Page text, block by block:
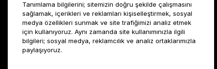
Tanımlama bilgilerini; sitemizin doğru şekilde çalışmasını
sağlamak, içerikleri ve reklamları kişiselleştirmek, sosyal
medya özellikleri sunmak ve site trafiğimizi analiz etmek
için kullanıyoruz. Aynı zamanda site kullanımınızla ilgili
bilgileri; sosyal medya, reklamcılık ve analiz ortaklarımızla
paylaşıyoruz.